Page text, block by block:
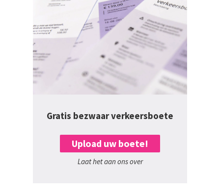
Gratis bezwaar verkeersboete
Upload uw boete!
Laat het aan ons over